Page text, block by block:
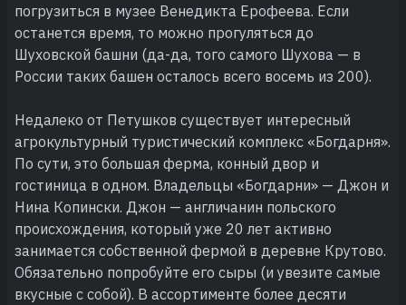
погрузиться в музее Венедикта Ерофеева. Если
останется время, то можно прогуляться до
Шуховской башни (да-да, того самого Шухова — в
России таких башен осталось всего восемь из 200).
Недалеко от Петушков существует интересный
агрокультурный туристический комплекс «Богдарня».
По сути, это большая ферма, конный двор и
гостиница в одном. Владельцы «Богдарни» — Джон и
Нина Копински. Джон — англичанин польского
происхождения, который уже 20 лет активно
занимается собственной фермой в деревне Крутово.
Обязательно попробуйте его сыры (и увезите самые
вкусные с собой). В ассортименте более десяти